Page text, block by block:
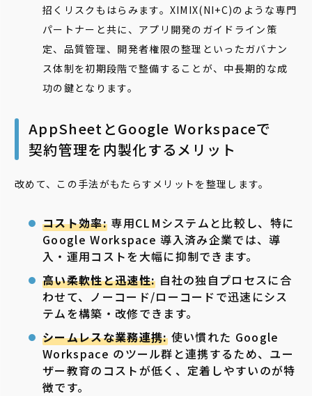
招くリスクもはらみます。XIMIX(NI+C)のような専門
パートナーと共に、アプリ開発のガイドライン策
定、品質管理、開発者権限の整理といったガバナン
ス体制を初期段階で整備することが、中長期的な成
功の鍵となります。
AppSheetとGoogle Workspaceで
契約管理を内製化するメリット
改めて、この手法がもたらすメリットを整理します。
コスト効率:専用CLMシステムと比較し、特に
Google Workspace 導入済み企業では、導
入・運用コストを大幅に抑制できます。
高い柔軟性と迅速性: 自社の独自プロセスに合
わせて、ノーコード/ローコードで迅速にシス
テムを構築・改修できます。
シームレスな業務連携:使い慣れた Google
Workspace のツール群と連携するため、ユー
ザー教育のコストが低く、定着しやすいのが特
徴です。